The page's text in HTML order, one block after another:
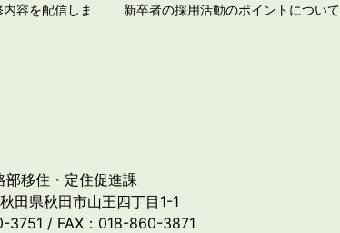
容を配信しま
新卒者の採用活動のポイントについて
部移住・定住促進課
県秋田市山王四丁目1-1
3751 / FAX：018-860-3871